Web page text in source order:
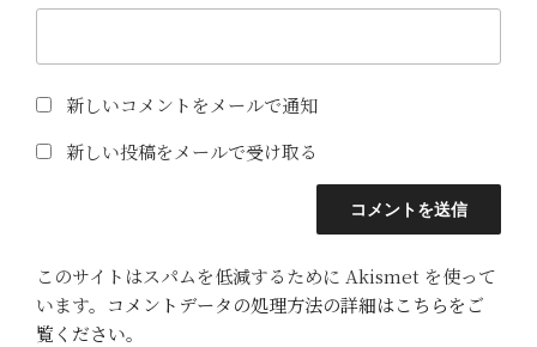
新しいコメントをメールで通知
新しい投稿をメールで受け取る
このサイトはスパムを低減するために Akismet を使って
います。 コメントデータの処理方法の詳細はこちらをご
覧ください。